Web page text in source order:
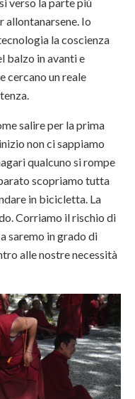
allontanarsene. Io
la coscienza
balzo in avanti e
cercano un reale
salire per la prima
non ci sappiamo
qualcuno si rompe
scopriamo tutta
in bicicletta. La
Corriamo il rischio di
saremo in grado di
alle nostre necessità